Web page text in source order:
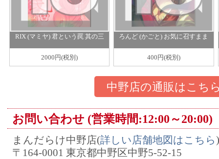
RIX (マミヤ) 君という罠 其の三
2000円(税別)
ろんど (かごと) お気に召すまま
400円(税別)
中野店の通販はこち
お問い合わせ (営業時間:12:00～20:00)
まんだらけ中野店(詳しい店舗地図はこちら)
〒164-0001 東京都中野区中野5-52-15